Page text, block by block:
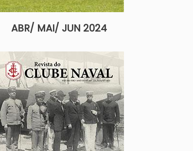
ABR/ MAI/ JUN 2024
Imagem